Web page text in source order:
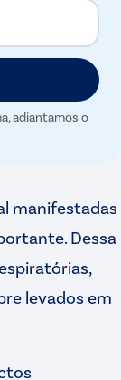
adiantamos o
manifestadas
Dessa
levados em